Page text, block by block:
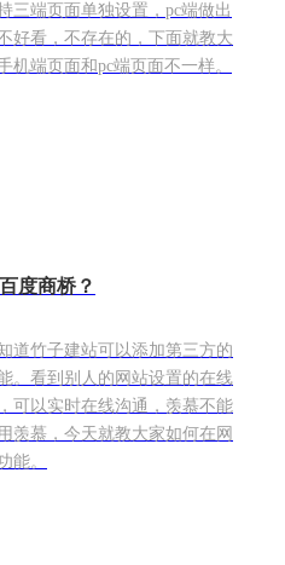
三端页面单独设置，pc端做出
好看，不存在的，下面就教大
机端页面和pc端页面不一样。
度商桥？
道竹子建站可以添加第三方的
。看到别人的网站设置的在线
可以实时在线沟通，羡慕不能
羡慕，今天就教大家如何在网
能。